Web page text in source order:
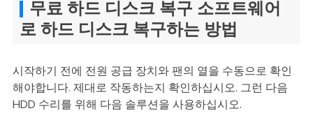
무료 하드 디스크 복구 소프트웨어
로 하드 디스크 복구하는 방법
시작하기 전에 전원 공급 장치와 팬의 열을 수동으로 확인
해야합니다. 제대로 작동하는지 확인하십시오. 그런 다음
HDD 수리를 위해 다음 솔루션을 사용하십시오.